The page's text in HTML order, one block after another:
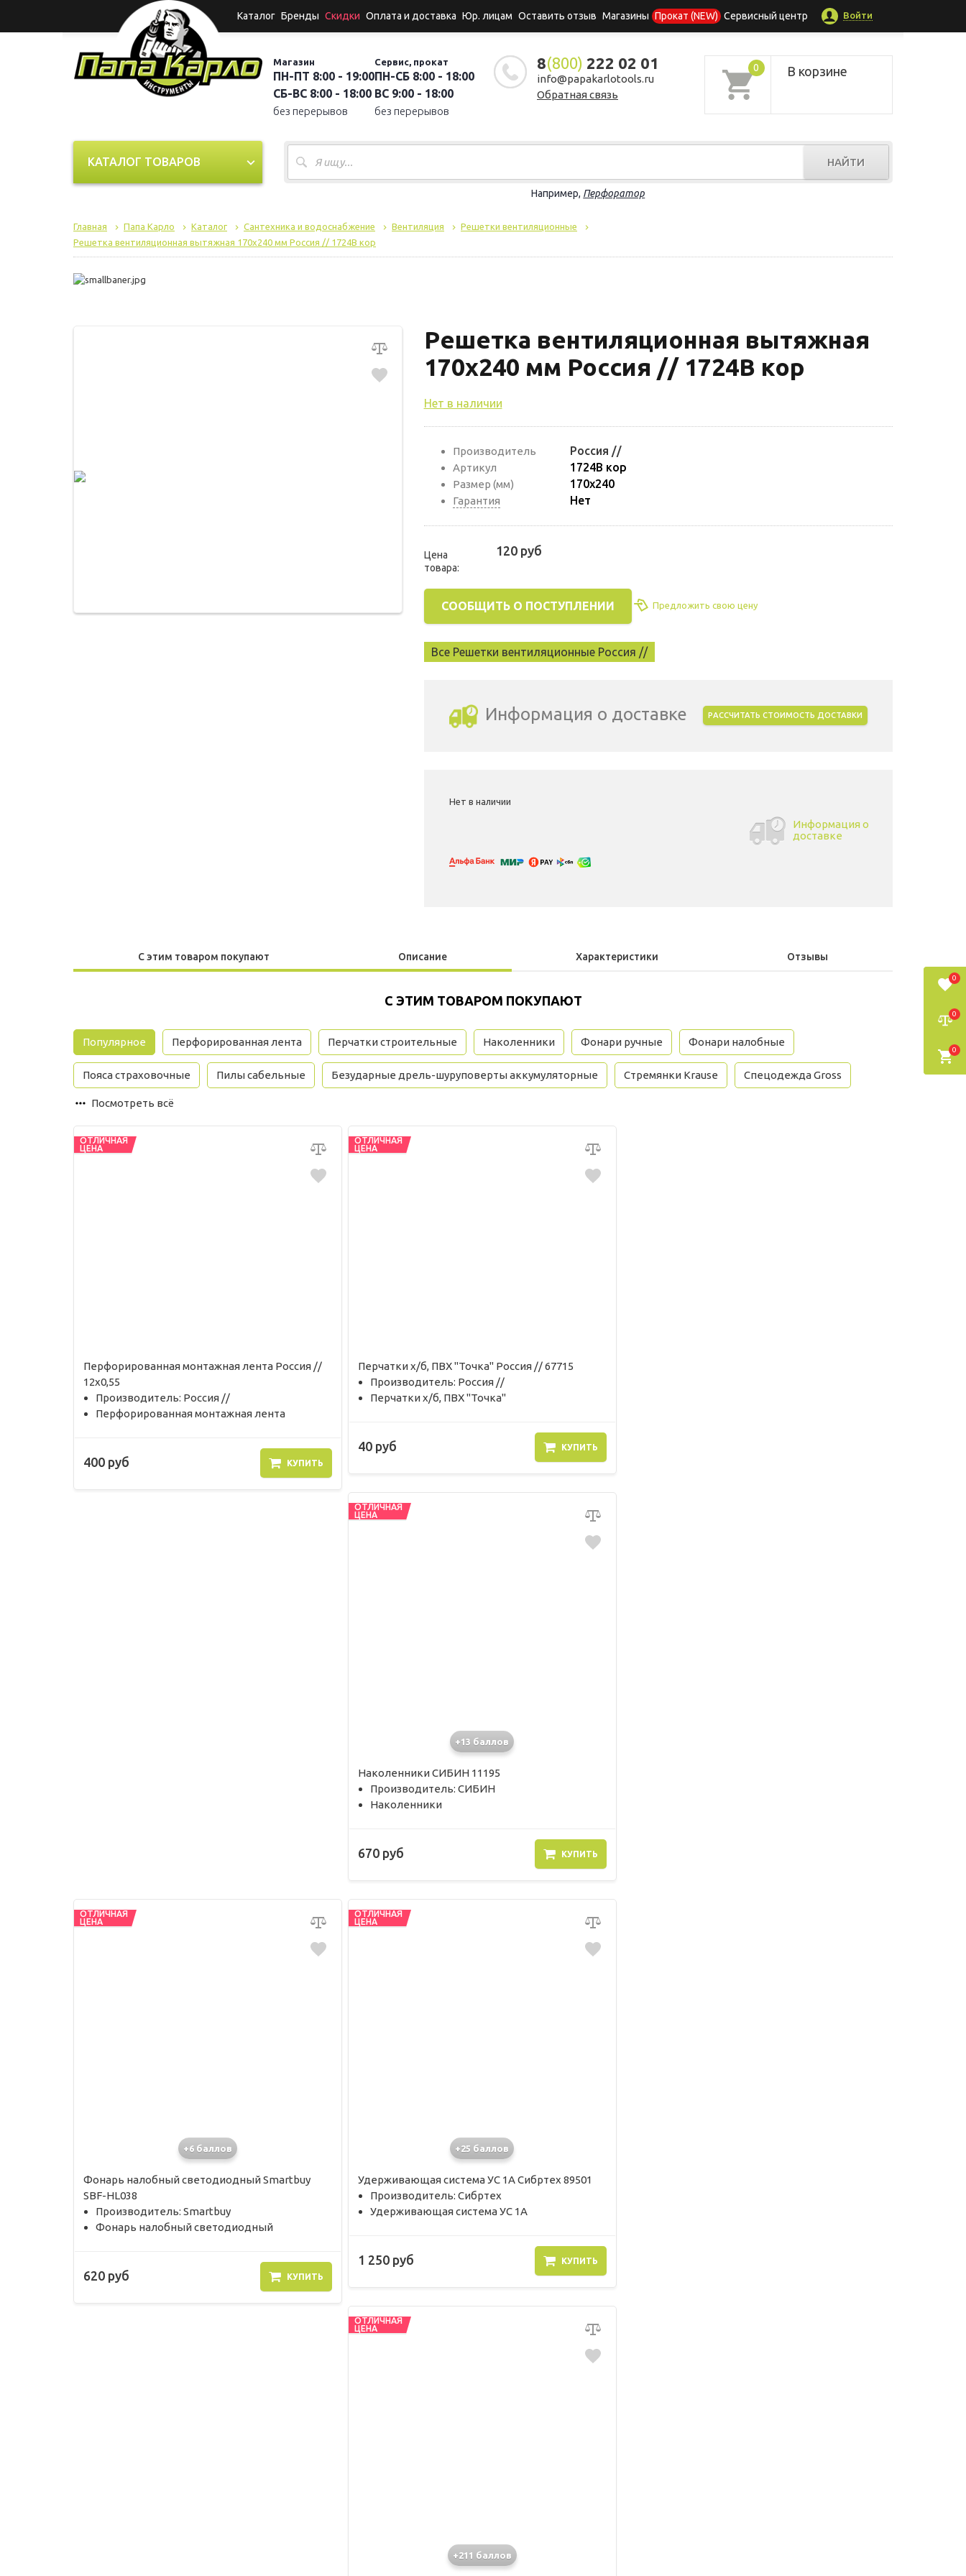
Каталог Бренды Скидки Оплата и доставка Юр. лицам Оставить отзыв Магазины Прокат (NEW) Сервисный центр Войти
Магазин
ПН-ПТ 8:00 - 19:00
СБ-ВС 8:00 - 18:00
без перерывов
Сервис, прокат
ПН-СБ 8:00 - 18:00
ВС 9:00 - 18:00
без перерывов
8(800) 222 02 01
info@papakarlotools.ru
Обратная связь
0 В корзине
НАЙТИ
Например, Перфоратор
КАТАЛОГ ТОВАРОВ
Главная Папа Карло Каталог Сантехника и водоснабжение Вентиляция
Решетки вентиляционные
Решетка вентиляционная вытяжная 170х240 мм Россия // 1724В кор
Решетка вентиляционная вытяжная
170х240 мм Россия // 1724В кор
Нет в наличии
Производитель Россия //
Артикул 1724В кор
Размер (мм) 170х240
Гарантия Нет
Цена
товара:
120 руб
СООБЩИТЬ О ПОСТУПЛЕНИИ Предложить свою цену
Все Решетки вентиляционные Россия //
Информация о доставке РАССЧИТАТЬ СТОИМОСТЬ ДОСТАВКИ
Нет в наличии
Информация о
доставке
С этим товаром покупают Описание Характеристики Отзывы
С ЭТИМ ТОВАРОМ ПОКУПАЮТ
Популярное Перфорированная лента Перчатки строительные Наколенники Фонари ручные Фонари налобные
Пояса страховочные Пилы сабельные Безударные дрель-шуруповерты аккумуляторные Стремянки Krause Спецодежда Gross
Посмотреть всё
ОТЛИЧНАЯ
ЦЕНА
Перфорированная монтажная лента Россия //
12х0,55
Производитель: Россия //
Перфорированная монтажная лента
400 руб КУПИТЬ
ОТЛИЧНАЯ
ЦЕНА
Перчатки х/б, ПВХ "Точка" Россия // 67715
Производитель: Россия //
Перчатки х/б, ПВХ "Точка"
40 руб КУПИТЬ
ОТЛИЧНАЯ
ЦЕНА
+13 баллов
Наколенники СИБИН 11195
Производитель: СИБИН
Наколенники
670 руб КУПИТЬ
ОТЛИЧНАЯ
ЦЕНА
+6 баллов
Фонарь налобный светодиодный Smartbuy
SBF-HL038
Производитель: Smartbuy
Фонарь налобный светодиодный
620 руб КУПИТЬ
ОТЛИЧНАЯ
ЦЕНА
+25 баллов
Удерживающая система УС 1А Сибртех 89501
Производитель: Сибртех
Удерживающая система УС 1А
1 250 руб КУПИТЬ
ОТЛИЧНАЯ
ЦЕНА
+211 баллов
0
0
0